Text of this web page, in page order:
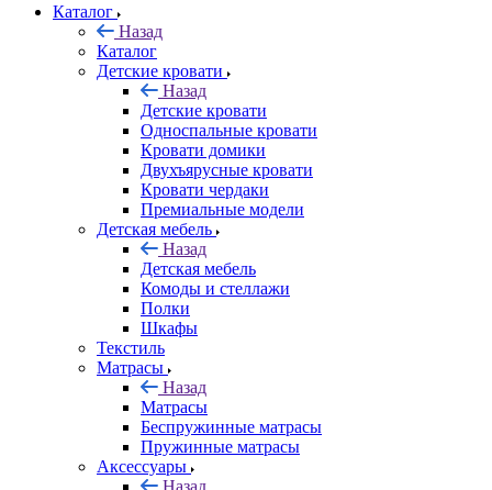
Каталог
Назад
Каталог
Детские кровати
Назад
Детские кровати
Односпальные кровати
Кровати домики
Двухъярусные кровати
Кровати чердаки
Премиальные модели
Детская мебель
Назад
Детская мебель
Комоды и стеллажи
Полки
Шкафы
Текстиль
Матрасы
Назад
Матрасы
Беспружинные матрасы
Пружинные матрасы
Аксессуары
Назад